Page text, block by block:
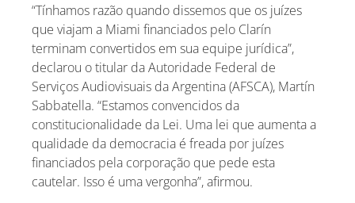
“Tínhamos razão quando dissemos que os juízes
que viajam a Miami financiados pelo Clarín
terminam convertidos em sua equipe jurídica”,
declarou o titular da Autoridade Federal de
Serviços Audiovisuais da Argentina (AFSCA), Martín
Sabbatella. “Estamos convencidos da
constitucionalidade da Lei. Uma lei que aumenta a
qualidade da democracia é freada por juízes
financiados pela corporação que pede esta
cautelar. Isso é uma vergonha”, afirmou.